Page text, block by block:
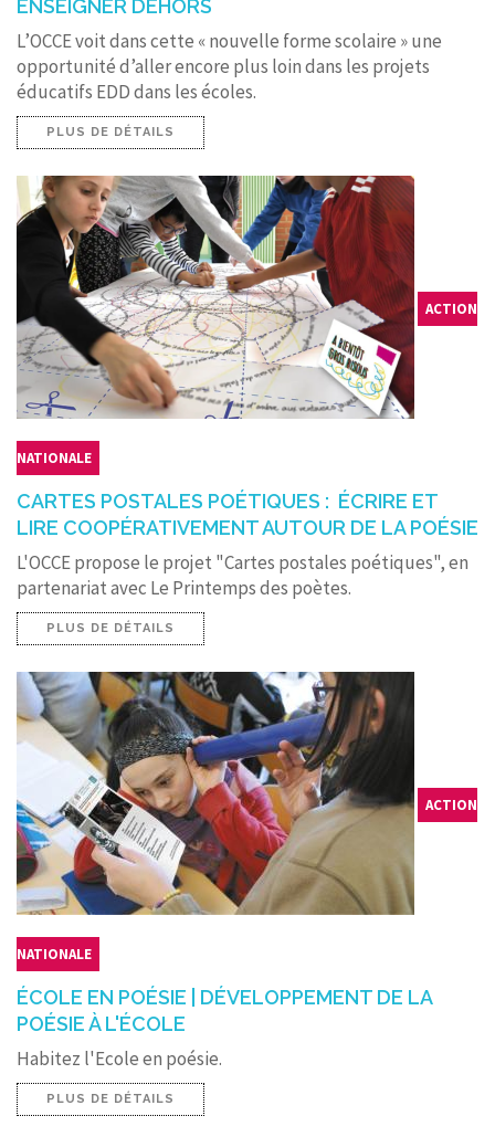
ENSEIGNER DEHORS
L’OCCE voit dans cette « nouvelle forme scolaire » une
opportunité d’aller encore plus loin dans les projets
éducatifs EDD dans les écoles.
PLUS DE DÉTAILS
ACTION
NATIONALE
CARTES POSTALES POÉTIQUES : ÉCRIRE ET
LIRE COOPÉRATIVEMENT AUTOUR DE LA POÉSIE
L'OCCE propose le projet "Cartes postales poétiques", en
partenariat avec Le Printemps des poètes.
PLUS DE DÉTAILS
ACTION
NATIONALE
ÉCOLE EN POÉSIE | DÉVELOPPEMENT DE LA
POÉSIE À L'ÉCOLE
Habitez l'Ecole en poésie.
PLUS DE DÉTAILS